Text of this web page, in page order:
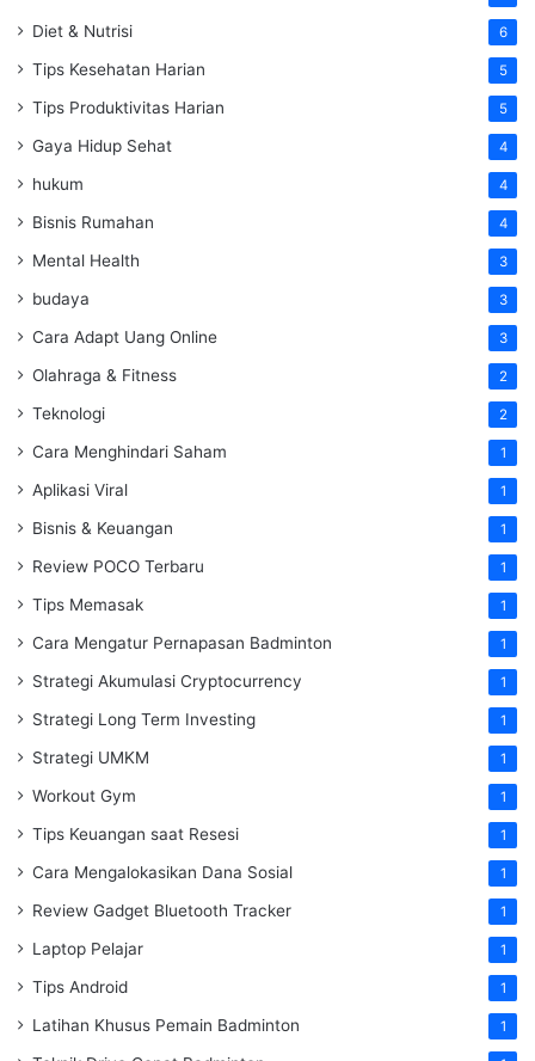
Diet & Nutrisi 6
Tips Kesehatan Harian 5
Tips Produktivitas Harian 5
Gaya Hidup Sehat 4
hukum 4
Bisnis Rumahan 4
Mental Health 3
budaya 3
Cara Adapt Uang Online 3
Olahraga & Fitness 2
Teknologi 2
Cara Menghindari Saham 1
Aplikasi Viral 1
Bisnis & Keuangan 1
Review POCO Terbaru 1
Tips Memasak 1
Cara Mengatur Pernapasan Badminton 1
Strategi Akumulasi Cryptocurrency 1
Strategi Long Term Investing 1
Strategi UMKM 1
Workout Gym 1
Tips Keuangan saat Resesi 1
Cara Mengalokasikan Dana Sosial 1
Review Gadget Bluetooth Tracker 1
Laptop Pelajar 1
Tips Android 1
Latihan Khusus Pemain Badminton 1